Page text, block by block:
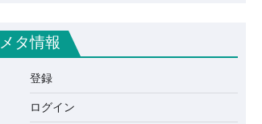
メタ情報
登録
ログイン